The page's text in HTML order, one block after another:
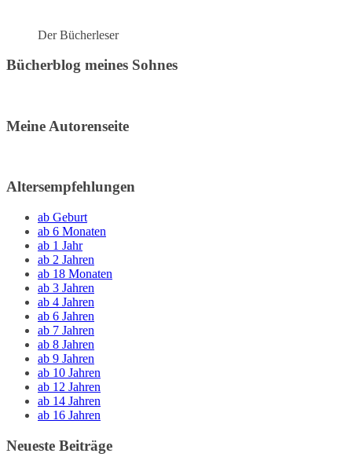
Der Bücherleser
Bücherblog meines Sohnes
Meine Autorenseite
Altersempfehlungen
ab Geburt
ab 6 Monaten
ab 1 Jahr
ab 2 Jahren
ab 18 Monaten
ab 3 Jahren
ab 4 Jahren
ab 6 Jahren
ab 7 Jahren
ab 8 Jahren
ab 9 Jahren
ab 10 Jahren
ab 12 Jahren
ab 14 Jahren
ab 16 Jahren
Neueste Beiträge